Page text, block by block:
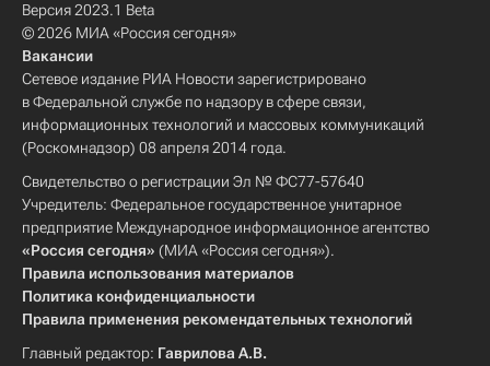
Версия 2023.1 Beta
© 2026 МИА «Россия сегодня»
Вакансии
Сетевое издание РИА Новости зарегистрировано
в Федеральной службе по надзору в сфере связи,
информационных технологий и массовых коммуникаций
(Роскомнадзор) 08 апреля 2014 года.
Свидетельство о регистрации Эл № ФС77-57640
Учредитель: Федеральное государственное унитарное
предприятие Международное информационное агентство
«Россия сегодня» (МИА «Россия сегодня»).
Правила использования материалов
Политика конфиденциальности
Правила применения рекомендательных технологий
Главный редактор: Гаврилова А.В.